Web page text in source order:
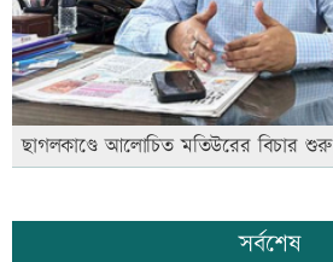
ছাগলকাণ্ডে আলোচিত মতিউরের বিচার শুরু
সর্বশেষ